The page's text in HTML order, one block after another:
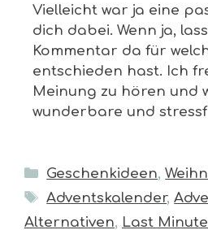
Vielleicht war ja eine
dich dabei. Wenn ja,
Kommentar da für
entschieden hast. Ich
Meinung zu hören und
wunderbare und
Geschenkideen,
Adventskalender,
Alternativen, Last